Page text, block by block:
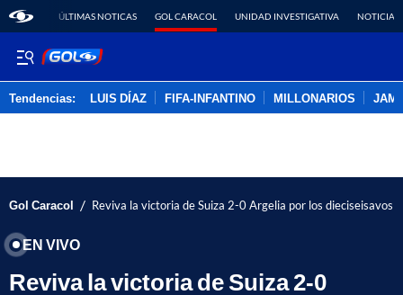
ÚLTIMAS NOTICAS GOL CARACOL UNIDAD INVESTIGATIVA NOTICIAS
Tendencias: LUIS DÍAZ FIFA-INFANTINO MILLONARIOS
Gol Caracol / Reviva la victoria de Suiza 2-0 Argelia por los dieciseisavos
EN VIVO
Reviva la victoria de Suiza 2-0